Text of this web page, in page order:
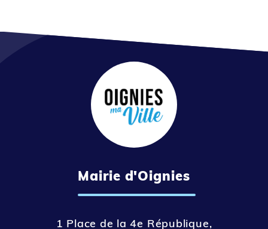
Mairie d'Oignies
1 Place de la 4e République,